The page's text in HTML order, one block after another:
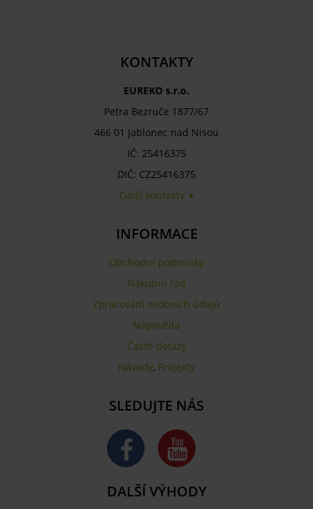
KONTAKTY
EUREKO s.r.o.
Petra Bezruče 1877/67
466 01 Jablonec nad Nisou
IČ: 25416375
DIČ: CZ25416375
Další kontakty
INFORMACE
Obchodní podmínky
Nákupní řád
Zpracování osobních údajů
Nápověda
Časté dotazy
Návody, Projekty
SLEDUJTE NÁS
DALŠÍ VÝHODY